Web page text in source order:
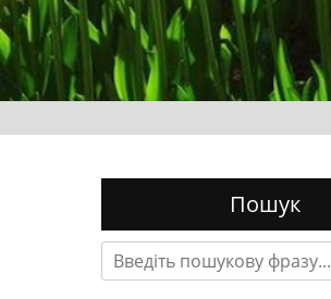
Пошук
Search
for: